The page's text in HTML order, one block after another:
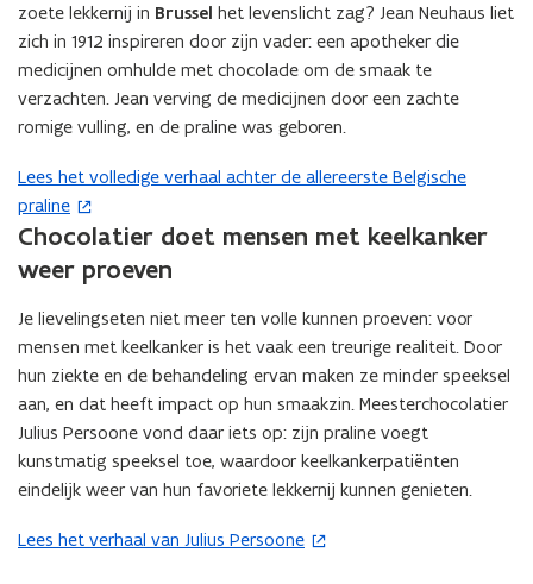
zoete lekkernij in Brussel het levenslicht zag? Jean Neuhaus liet
zich in 1912 inspireren door zijn vader: een apotheker die
medicijnen omhulde met chocolade om de smaak te
verzachten. Jean verving de medicijnen door een zachte
romige vulling, en de praline was geboren.
Lees het volledige verhaal achter de allereerste Belgische
praline
(
o
p
e
t
i
n
n
i
e
u
v
Chocolatier doet mensen met keelkanker
weer proeven
Je lievelingseten niet meer ten volle kunnen proeven: voor
mensen met keelkanker is het vaak een treurige realiteit. Door
hun ziekte en de behandeling ervan maken ze minder speeksel
aan, en dat heeft impact op hun smaakzin. Meesterchocolatier
Julius Persoone vond daar iets op: zijn praline voegt
kunstmatig speeksel toe, waardoor keelkankerpatiënten
eindelijk weer van hun favoriete lekkernij kunnen genieten.
Lees het verhaal van Julius Persoone
(